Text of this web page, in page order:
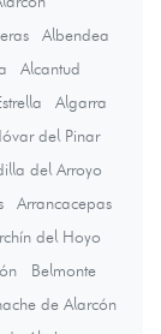
Albendea
Alcantud
Algarra
del Pinar
del Arroyo
Arrancacepas
del Hoyo
Belmonte
de Alarcón